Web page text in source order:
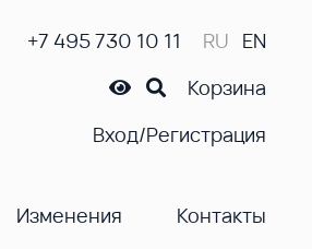
+7 495 730 10 11 RU EN
Корзина
Вход/Регистрация
Изменения Контакты